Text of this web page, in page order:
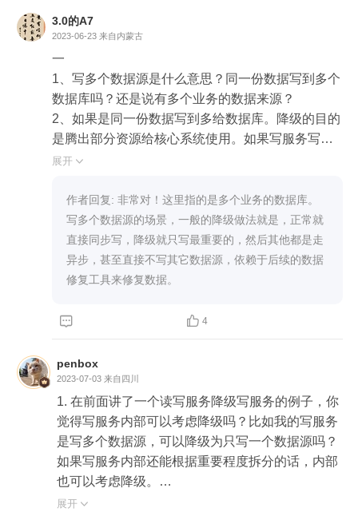
3.0的A7
2023-06-23 来自内蒙古
一
1、写多个数据源是什么意思？同一份数据写到多个
数据库吗？还是说有多个业务的数据来源？
2、如果是同一份数据写到多给数据库。降级的目的
是腾出部分资源给核心系统使用。如果写服务写的
多个数据源，应该考虑多个数据源所在的数据库节
以，就可以降级为只写一个数据源。
3、如果是多个业务的数据来源。那可以按照这些写
业务进一步按照重要度进行排序，
1  熔断就好比，我直接关门了
你方便面或者馒头
展开 
作者回复: 非常对！这里指的是多个业务的数据库。
写多个数据源的场景，一般的降级做法就是，正常就
直接同步写，降级就只写最重要的，然后其他都是走
异步，甚至直接不写其它数据源，依赖于后续的数据
修复工具来修复数据。
  4
penbox
2023-07-03 来自四川
1. 在前面讲了一个读写服务降级写服务的例子，你
觉得写服务内部可以考虑降级吗？比如我的写服务
是写多个数据源，可以降级为只写一个数据源吗？
如果写服务内部还能根据重要程度拆分的话，内部
也可以考虑降级。
比如对商家的大部分接口都停用了，但是保留修改
展开 